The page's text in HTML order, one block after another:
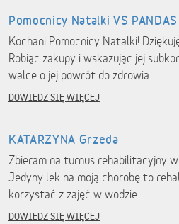
Pomocnicy Natalki VS PANDAS
Kochani Pomocnicy Natalki!
Robiąc zakupy i wskazując jej
walce o jej powrót do zdrowia …
DOWIEDZ SIĘ WIĘCEJ
KATARZYNA Grzeda
Zbieram na turnus rehabilitacyjny
Jedyny lek na moją chorobę to
korzystać z zajęć w wodzie
DOWIEDZ SIĘ WIĘCEJ